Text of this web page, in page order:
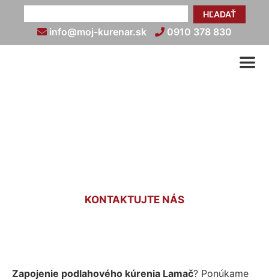
HĽADAŤ
info@moj-kurenar.sk 0910 378 830
KONTAKTUJTE NÁS
Zapojenie podlahového kúrenia Lamač? Ponúkame